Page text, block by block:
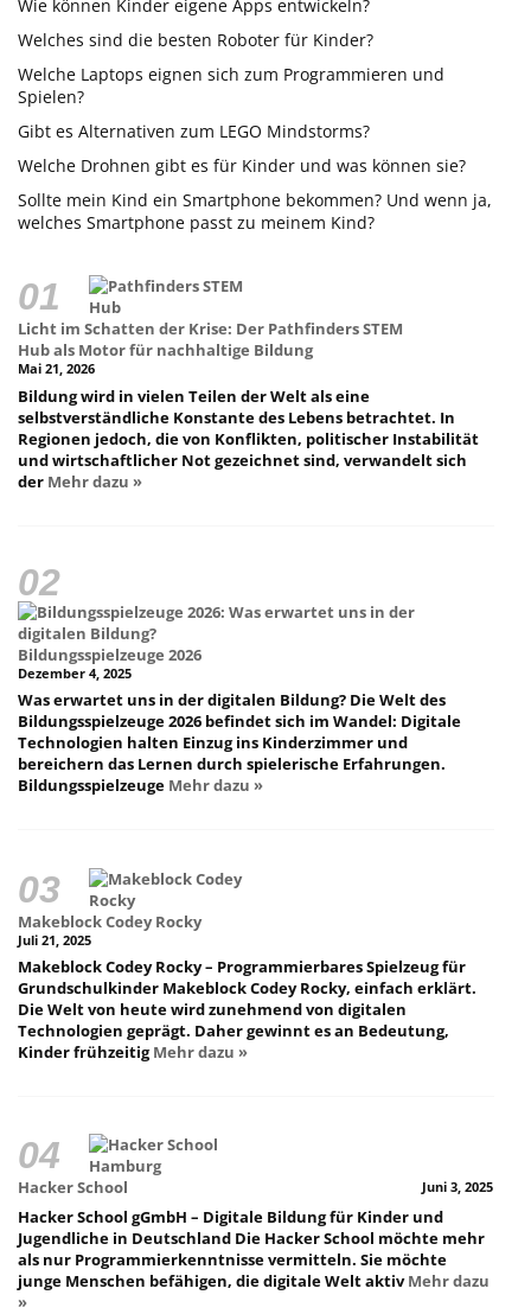
Wie können Kinder eigene Apps entwickeln?
Welches sind die besten Roboter für Kinder?
Welche Laptops eignen sich zum Programmieren und
Spielen?
Gibt es Alternativen zum LEGO Mindstorms?
Welche Drohnen gibt es für Kinder und was können sie?
Sollte mein Kind ein Smartphone bekommen? Und wenn ja,
welches Smartphone passt zu meinem Kind?
Licht im Schatten der Krise: Der Pathfinders STEM
Hub als Motor für nachhaltige Bildung
Mai 21, 2026
Bildung wird in vielen Teilen der Welt als eine
selbstverständliche Konstante des Lebens betrachtet. In
Regionen jedoch, die von Konflikten, politischer Instabilität
und wirtschaftlicher Not gezeichnet sind, verwandelt sich
der Mehr dazu »
Bildungsspielzeuge 2026
Dezember 4, 2025
Was erwartet uns in der digitalen Bildung? Die Welt des
Bildungsspielzeuge 2026 befindet sich im Wandel: Digitale
Technologien halten Einzug ins Kinderzimmer und
bereichern das Lernen durch spielerische Erfahrungen.
Bildungsspielzeuge Mehr dazu »
Makeblock Codey Rocky
Juli 21, 2025
Makeblock Codey Rocky – Programmierbares Spielzeug für
Grundschulkinder Makeblock Codey Rocky, einfach erklärt.
Die Welt von heute wird zunehmend von digitalen
Technologien geprägt. Daher gewinnt es an Bedeutung,
Kinder frühzeitigMehr dazu »
Hacker School Juni 3, 2025
Hacker School gGmbH – Digitale Bildung für Kinder und
Jugendliche in Deutschland Die Hacker School möchte mehr
als nur Programmierkenntnisse vermitteln. Sie möchte
junge Menschen befähigen, die digitale Welt aktivMehr dazu
»